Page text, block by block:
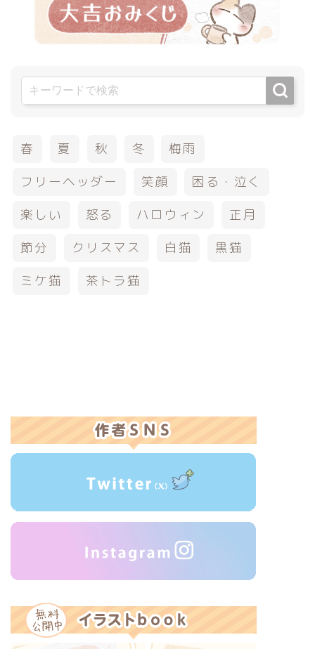
春 夏 秋 冬
梅雨
フリーヘッダー
笑顔
困る・泣く
楽しい
怒る ハロウィン
正月
節分
クリスマス 白猫
黒猫
ミケ猫
茶トラ猫